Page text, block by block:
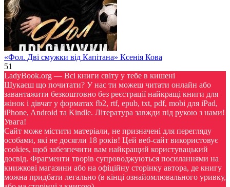
«Фол. Дві смужки від Капітана» Ксенія Кова
51
LadyBook.org — Всі книги світу у тебе в кишені
Шукаєш що почитати? У нас ти можеш читати онлайн або
завантажити безкоштовно без реєстрації найкращі книги для
жінок і дівчат у форматах fb2, rtf, epub, txt, pdf, mobi для iPad,
iPhone, Android та Kindle. Література завжди під рукою з нами!
Увага!
Сайт може містити матеріали, не призначені для перегляду
особами, які не досягли 18 років! Цей веб-сайт використовує
cookies, щоб забезпечити вам найкращий користувацький
досвід. Фрагменти творів супроводжуються посиланнями на
книжкові магазини або на офіційну сторінку автора, де книгу
можна придбати легально (в кінці ознайомлювального уривку,